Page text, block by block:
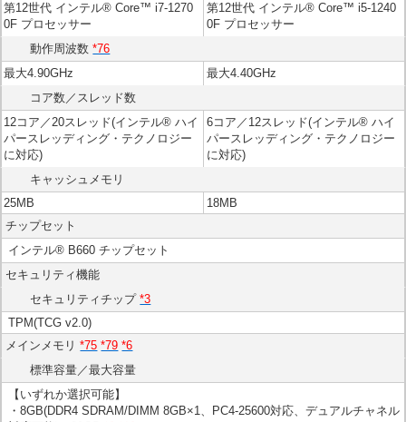
第12世代 インテル® Core™ i7-1270
0F プロセッサー
第12世代 インテル® Core™ i5-1240
0F プロセッサー
動作周波数*76
最大4.90GHz
最大4.40GHz
コア数／スレッド数
12コア／20スレッド(インテル® ハイ
パースレッディング・テクノロジー
に対応)
6コア／12スレッド(インテル® ハイ
パースレッディング・テクノロジー
に対応)
キャッシュメモリ
25MB
18MB
チップセット
インテル® B660 チップセット
セキュリティ機能
セキュリティチップ*3
TPM(TCG v2.0)
メインメモリ*75 *79 *6
標準容量／最大容量
【いずれか選択可能】
・8GB(DDR4 SDRAM/DIMM 8GB×1、PC4-25600対応、デュアルチャネル